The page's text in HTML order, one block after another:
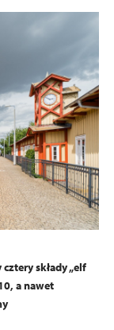
składy „elf
a nawet